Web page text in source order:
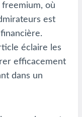
où
est
éclaire les
efficacement
dans un